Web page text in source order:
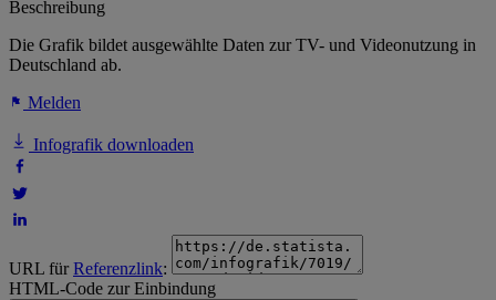
Beschreibung
Die Grafik bildet ausgewählte Daten zur TV- und Videonutzung in
Deutschland ab.
Melden
Infografik downloaden
URL fürReferenzlink:
HTML-Code zur Einbindung